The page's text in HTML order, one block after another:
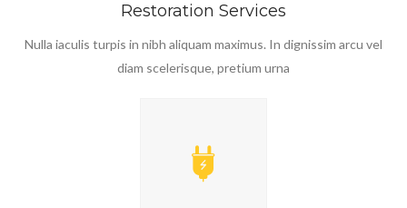
Restoration Services
Nulla iaculis turpis in nibh aliquam maximus. In dignissim arcu vel
diam scelerisque, pretium urna